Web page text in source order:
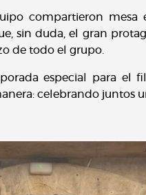
compartieron
sin duda, el gran
de todo el grupo.
especial para el
celebrando juntos